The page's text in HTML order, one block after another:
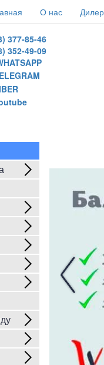
О нас
377-85-46
352-49-09